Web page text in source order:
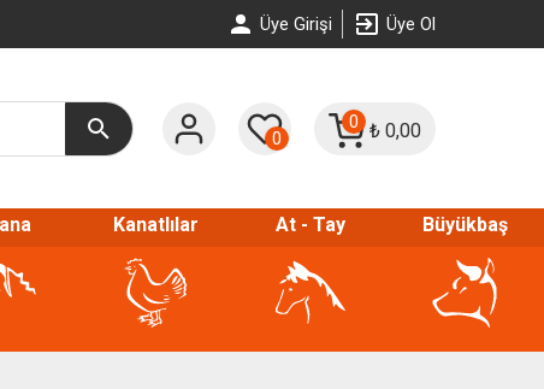
Üye Girişi Üye Ol
0
0 ₺ 0,00
Kanatlılar At - Tay Büyükbaş